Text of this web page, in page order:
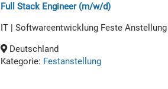
Full Stack Engineer (m/w/d)
IT | Softwareentwicklung Feste
Deutschland
Kategorie: Festanstellung